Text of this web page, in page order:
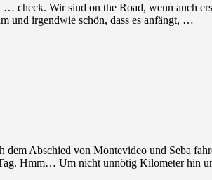
Wir sind on the Road, wenn auch
und irgendwie schön, dass es anfängt, …
Abschied von Montevideo und Seba
Tag. Hmm… Um nicht unnötig Kilometer hin